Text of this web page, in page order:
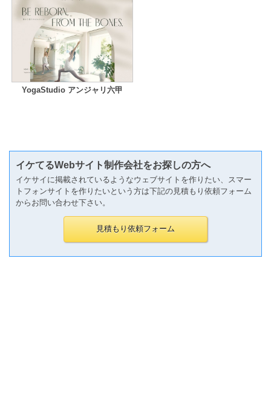
YogaStudio アンジャリ六甲
イケてるWebサイト制作会社をお探しの方へ
イケサイに掲載されているようなウェブサイトを作りたい、スマー
トフォンサイトを作りたいという方は下記の見積もり依頼フォーム
からお問い合わせ下さい。